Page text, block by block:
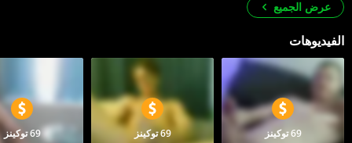
عرض الجميع
الفيديوهات
69 توكينز 69 توكينز 69 توكينز